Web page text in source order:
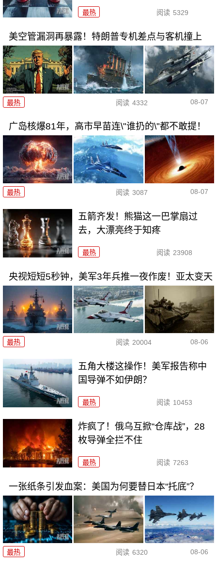
最热 阅读 5329
美空管漏洞再暴露！特朗普专机差点与客机撞上
最热 阅读 4332 08-07
广岛核爆81年，高市早苗连\"谁扔的\"都不敢提！
最热 阅读 3087 08-07
五箭齐发！熊猫这一巴掌扇过
去，大漂亮终于知疼
最热 阅读 23908
央视短短5秒钟，美军3年兵推一夜作废！亚太变天
最热 阅读 20004 08-06
五角大楼这操作！美军报告称中
国导弹不如伊朗？
最热 阅读 10453
炸疯了！俄乌互掀“仓库战”，28
枚导弹全拦不住
最热 阅读 7263
一张纸条引发血案：美国为何要替日本“托底”？
最热 阅读 6320 08-06